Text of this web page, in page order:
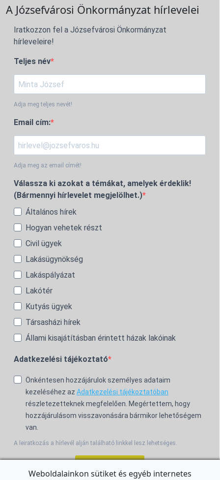
A Józsefvárosi Önkormányzat hírlevelei
Iratkozzon fel a Józsefvárosi Önkormányzat
hírleveleire!
Teljes név
Adja meg teljes nevét!
Email cím:
Adja meg az email címét!
Válassza ki azokat a témákat, amelyek érdeklik!
(Bármennyi hírlevelet megjelölhet.)
Általános hírek
Hogyan vehetek részt
Civil ügyek
Lakásügynökség
Lakáspályázat
Lakótér
Kutyás ügyek
Társasházi hírek
Állami kisajátításban érintett házak lakóinak
Adatkezelési tájékoztató
Önkéntesen hozzájárulok személyes adataim
kezeléséhez az Adatkezelési tájékoztatóban
részletezetteknek megfelelően. Megértettem, hogy
hozzájárulásom visszavonására bármikor lehetőségem
van.
A leiratkozás a hírlevél alján található linkkel lesz lehetséges.
Weboldalainkon sütiket és egyéb internetes